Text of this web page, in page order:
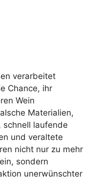
verarbeitet
Chance, ihr
Wein
Materialien,
schnell laufende
und veraltete
nicht nur zu mehr
sondern
unerwünschter